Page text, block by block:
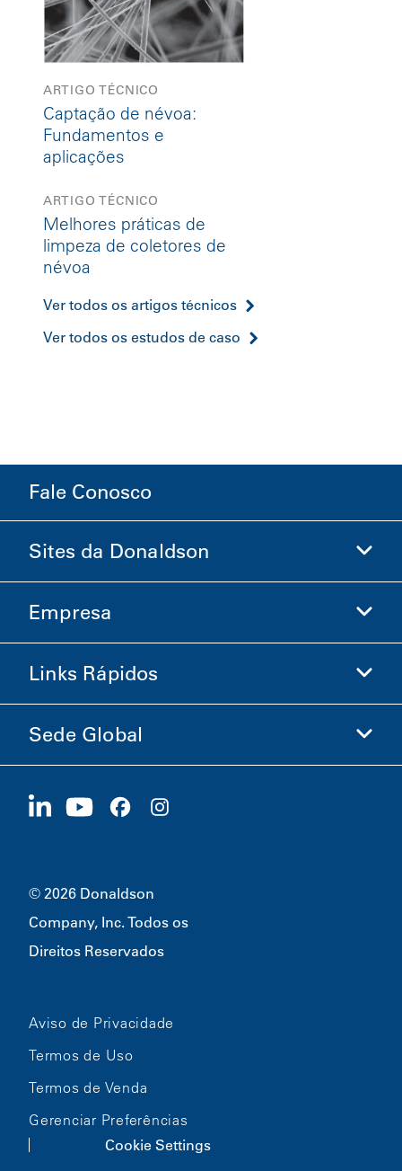
ARTIGO TÉCNICO
Captação de névoa:
Fundamentos e
aplicações
ARTIGO TÉCNICO
Melhores práticas de
limpeza de coletores de
névoa
Ver todos os artigos técnicos
Ver todos os estudos de caso
Fale Conosco
Sites da Donaldson
Donaldson Life Sciences
Loja Donaldson
Empresa
Informações sobre a Empresa
Ética e Conformidade
Carreiras
Links Rápidos
Investidores
Fornecedores
Sustentabilidade
Sede Global
1400 W 94th Street
© 2026 Donaldson
Company, Inc. Todos os
Direitos Reservados
Aviso de Privacidade
Termos de Uso
Termos de Venda
Gerenciar Preferências
Cookie Settings